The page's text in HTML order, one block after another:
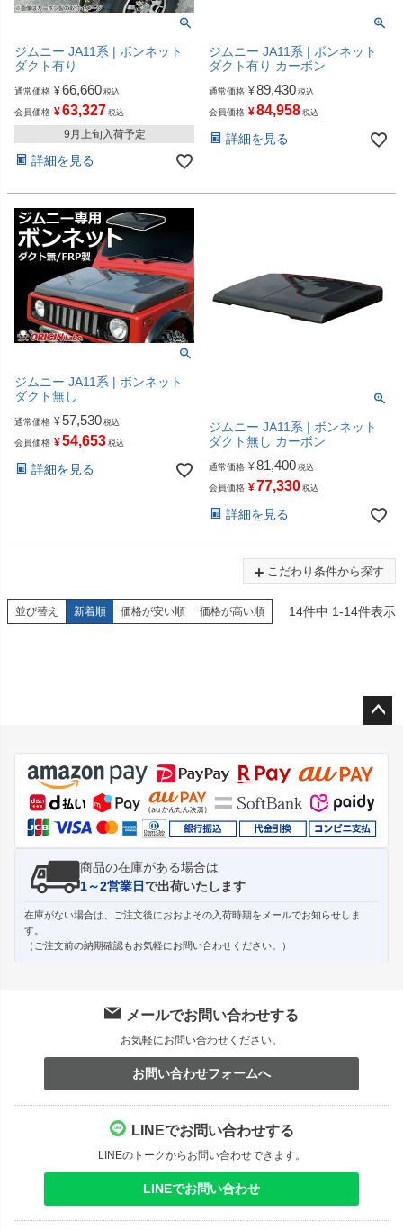
ジムニー JA11系 | ボンネット
ダクト有り
通常価格 ¥66,660 税込
会員価格 ¥63,327 税込
9月上旬入荷予定
詳細を見る
ジムニー JA11系 | ボンネット
ダクト有り カーボン
通常価格 ¥89,430 税込
会員価格 ¥84,958 税込
詳細を見る
ジムニー JA11系 | ボンネット
ダクト無し
通常価格 ¥57,530 税込
会員価格 ¥54,653 税込
詳細を見る
ジムニー JA11系 | ボンネット
ダクト無し カーボン
通常価格 ¥81,400 税込
会員価格 ¥77,330 税込
詳細を見る
こだわり条件から探す
並び替え 新着順 価格が安い順 価格が高い順 14件中 1-14件表示
ジト
ップ
へ
商品の在庫がある場合は
1～2営業日で出荷いたします
在庫がない場合は、ご注文後におおよその入荷時期をメールでお知らせしま
す。
（ご注文前の納期確認もお気軽にお問い合わせください。）
メールでお問い合わせする
お気軽にお問い合わせください。
お問い合わせフォームへ
LINEでお問い合わせする
LINEのトークからお問い合わせできます。
LINEでお問い合わせ